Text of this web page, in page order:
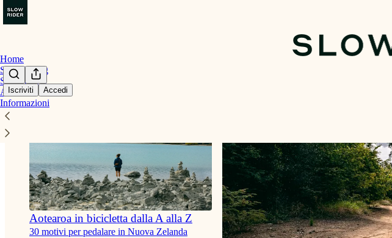
Iscriviti Accedi
Home
Slow Living
Slow Travel
Archivio
Informazioni
Aotearoa in bicicletta dalla A alla Z
30 motivi per pedalare in Nuova Zelanda